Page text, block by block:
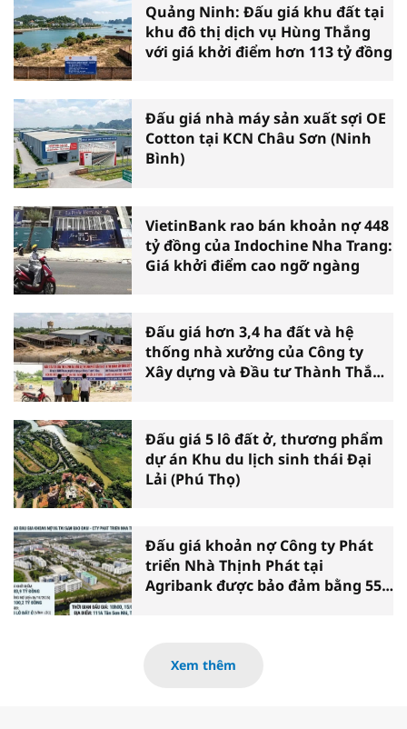
Quảng Ninh: Đấu giá khu đất tại
khu đô thị dịch vụ Hùng Thắng
với giá khởi điểm hơn 113 tỷ đồng
Đấu giá nhà máy sản xuất sợi OE
Cotton tại KCN Châu Sơn (Ninh
Bình)
VietinBank rao bán khoản nợ 448
tỷ đồng của Indochine Nha Trang:
Giá khởi điểm cao ngỡ ngàng
Đấu giá hơn 3,4 ha đất và hệ
thống nhà xưởng của Công ty
Xây dựng và Đầu tư Thành Thắng
Đấu giá 5 lô đất ở, thương phẩm
dự án Khu du lịch sinh thái Đại
Lải (Phú Thọ)
Đấu giá khoản nợ Công ty Phát
triển Nhà Thịnh Phát tại
Agribank được bảo đảm bằng 55
Xem thêm